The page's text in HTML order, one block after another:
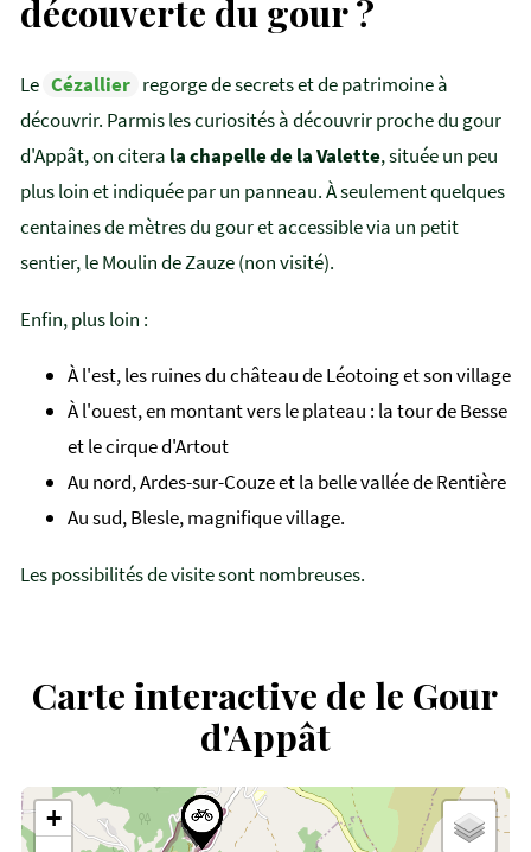
découverte du gour ?
Le Cézallier regorge de secrets et de patrimoine à
découvrir. Parmis les curiosités à découvrir proche du gour
d'Appât, on citera la chapelle de la Valette, située un peu
plus loin et indiquée par un panneau. À seulement quelques
centaines de mètres du gour et accessible via un petit
sentier, le Moulin de Zauze (non visité).
Enfin, plus loin :
À l'est, les ruines du château de Léotoing et son village
À l'ouest, en montant vers le plateau : la tour de Besse
et le cirque d'Artout
Au nord, Ardes-sur-Couze et la belle vallée de Rentière
Au sud, Blesle, magnifique village.
Les possibilités de visite sont nombreuses.
Carte interactive de le Gour
d'Appât
+